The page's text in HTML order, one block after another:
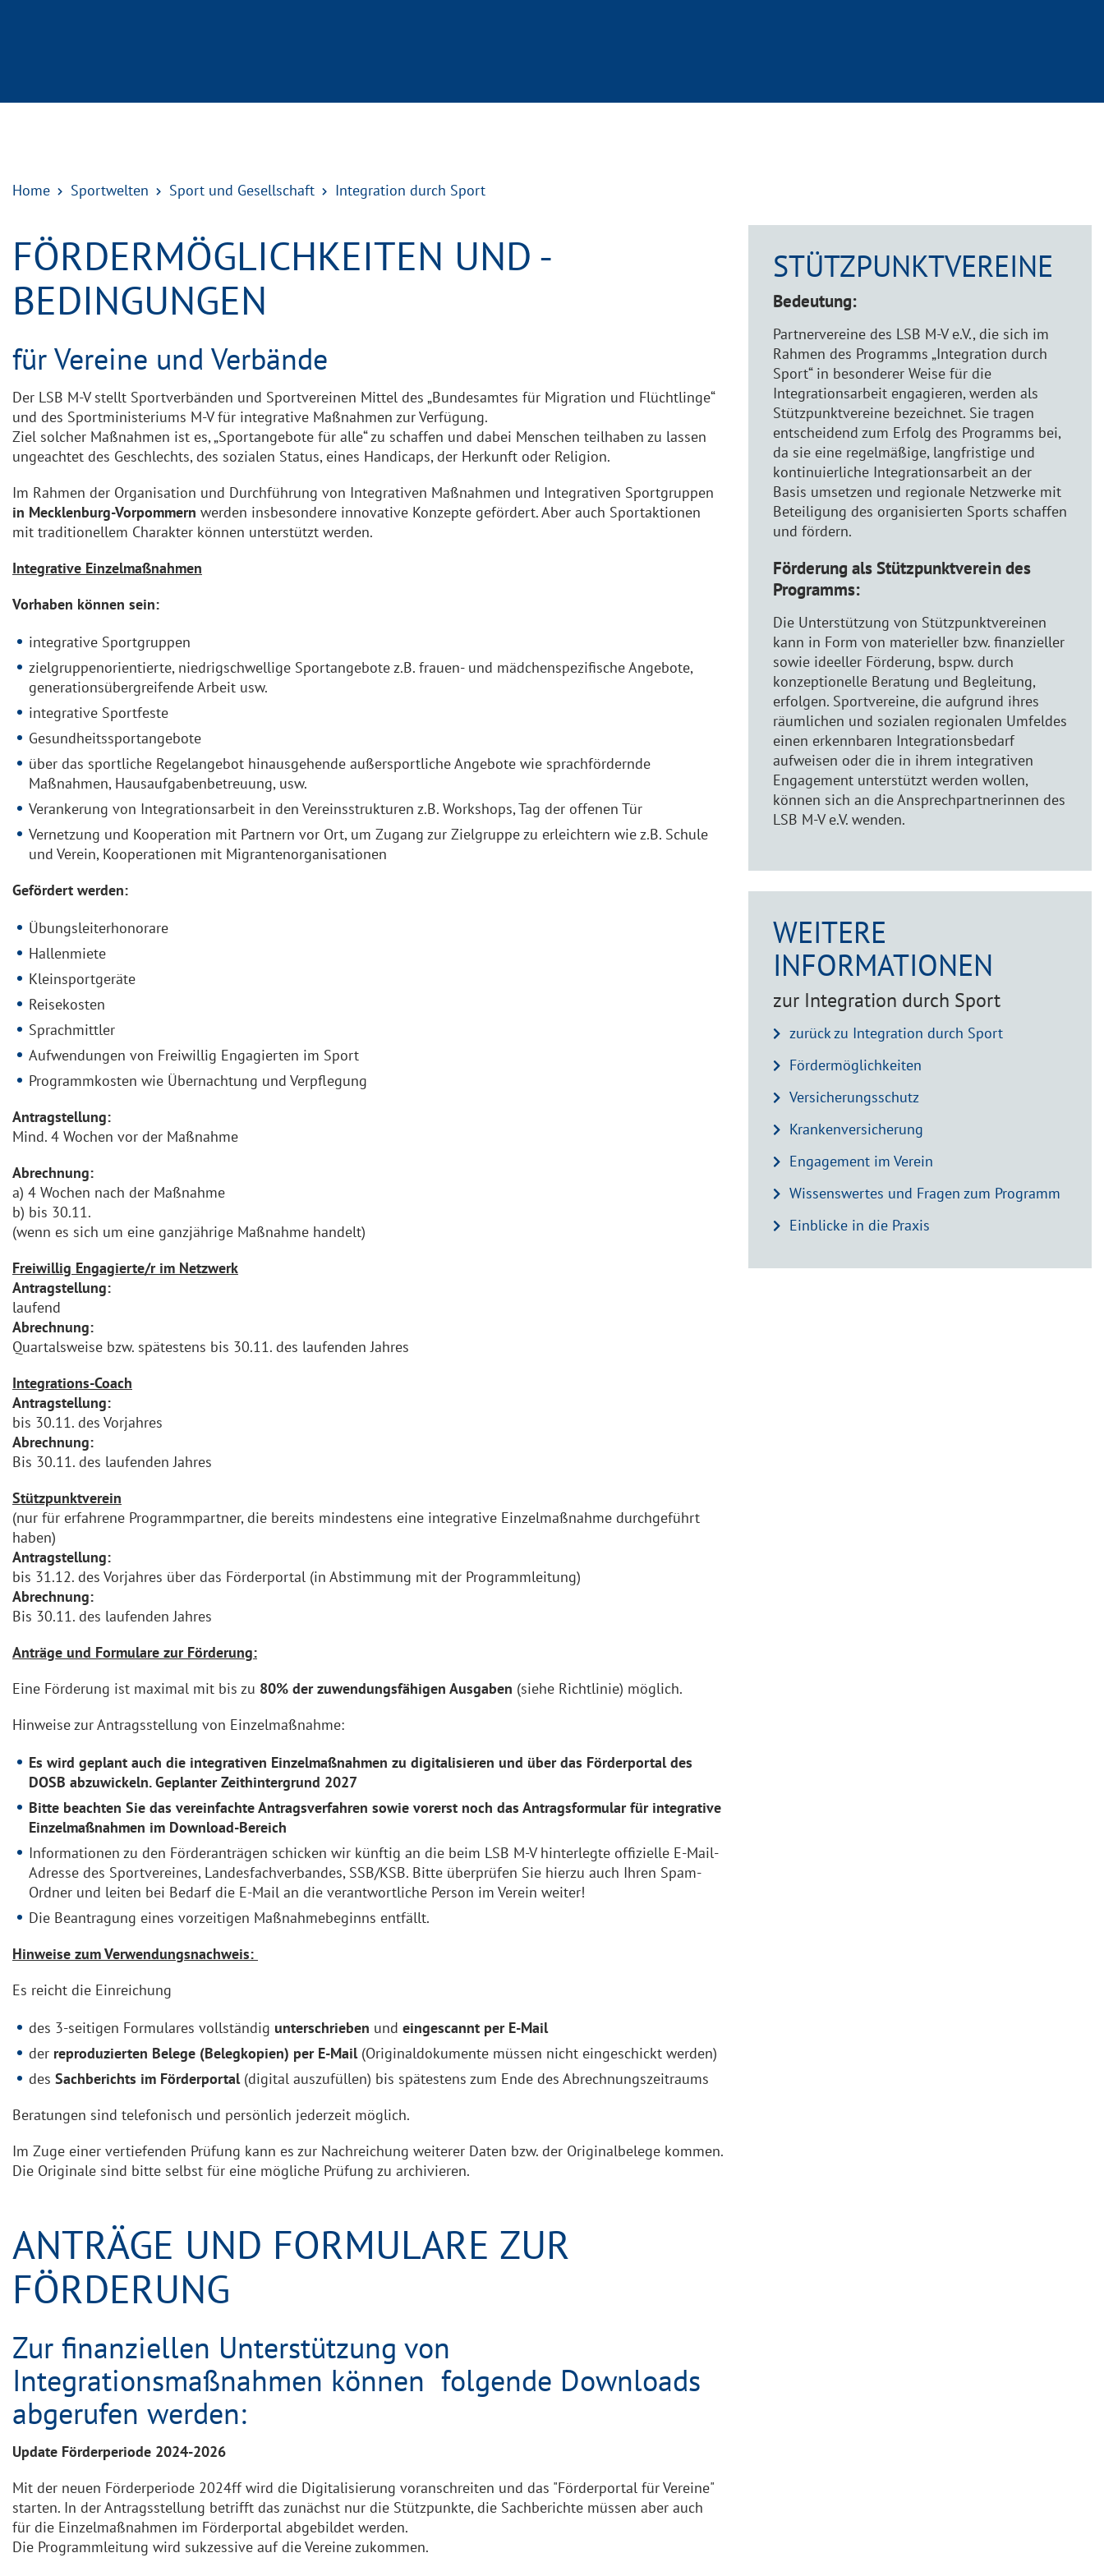
Home Sportwelten Sport und Gesellschaft Integration durch Sport
FÖRDERMÖGLICHKEITEN UND -
BEDINGUNGEN
für Vereine und Verbände
Der LSB M-V stellt Sportverbänden und Sportvereinen Mittel des „Bundesamtes für Migration und Flüchtlinge“
und des Sportministeriums M-V für integrative Maßnahmen zur Verfügung.
Ziel solcher Maßnahmen ist es, „Sportangebote für alle“ zu schaffen und dabei Menschen teilhaben zu lassen
ungeachtet des Geschlechts, des sozialen Status, eines Handicaps, der Herkunft oder Religion.
Im Rahmen der Organisation und Durchführung von Integrativen Maßnahmen und Integrativen Sportgruppen
in Mecklenburg-Vorpommern werden insbesondere innovative Konzepte gefördert. Aber auch Sportaktionen
mit traditionellem Charakter können unterstützt werden.
Integrative Einzelmaßnahmen
Vorhaben können sein:
integrative Sportgruppen
zielgruppenorientierte, niedrigschwellige Sportangebote z.B. frauen- und mädchenspezifische Angebote,
generationsübergreifende Arbeit usw.
integrative Sportfeste
Gesundheitssportangebote
über das sportliche Regelangebot hinausgehende außersportliche Angebote wie sprachfördernde
Maßnahmen, Hausaufgabenbetreuung, usw.
Verankerung von Integrationsarbeit in den Vereinsstrukturen z.B. Workshops, Tag der offenen Tür
Vernetzung und Kooperation mit Partnern vor Ort, um Zugang zur Zielgruppe zu erleichtern wie z.B. Schule
und Verein, Kooperationen mit Migrantenorganisationen
Gefördert werden:
Übungsleiterhonorare
Hallenmiete
Kleinsportgeräte
Reisekosten
Sprachmittler
Aufwendungen von Freiwillig Engagierten im Sport
Programmkosten wie Übernachtung und Verpflegung
Antragstellung:
Mind. 4 Wochen vor der Maßnahme
Abrechnung:
a) 4 Wochen nach der Maßnahme
b) bis 30.11.
(wenn es sich um eine ganzjährige Maßnahme handelt)
Freiwillig Engagierte/r im Netzwerk
Antragstellung:
laufend
Abrechnung:
Quartalsweise bzw. spätestens bis 30.11. des laufenden Jahres
Integrations-Coach
Antragstellung:
bis 30.11. des Vorjahres
Abrechnung:
Bis 30.11. des laufenden Jahres
Stützpunktverein
(nur für erfahrene Programmpartner, die bereits mindestens eine integrative Einzelmaßnahme durchgeführt
haben)
Antragstellung:
bis 31.12. des Vorjahres über das Förderportal (in Abstimmung mit der Programmleitung)
Abrechnung:
Bis 30.11. des laufenden Jahres
Anträge und Formulare zur Förderung:
Eine Förderung ist maximal mit bis zu 80% der zuwendungsfähigen Ausgaben (siehe Richtlinie) möglich.
Hinweise zur Antragsstellung von Einzelmaßnahme:
Es wird geplant auch die integrativen Einzelmaßnahmen zu digitalisieren und über das Förderportal des
DOSB abzuwickeln. Geplanter Zeithintergrund 2027
Bitte beachten Sie das vereinfachte Antragsverfahren sowie vorerst noch das Antragsformular für integrative
Einzelmaßnahmen im Download-Bereich
Informationen zu den Förderanträgen schicken wir künftig an die beim LSB M-V hinterlegte offizielle E-Mail-
Adresse des Sportvereines, Landesfachverbandes, SSB/KSB. Bitte überprüfen Sie hierzu auch Ihren Spam-
Ordner und leiten bei Bedarf die E-Mail an die verantwortliche Person im Verein weiter!
Die Beantragung eines vorzeitigen Maßnahmebeginns entfällt.
Hinweise zum Verwendungsnachweis:
Es reicht die Einreichung
des 3-seitigen Formulares vollständig unterschrieben und eingescannt per E-Mail
der reproduzierten Belege (Belegkopien) per E-Mail(Originaldokumente müssen nicht eingeschickt werden)
des Sachberichts im Förderportal (digital auszufüllen) bis spätestens zum Ende des Abrechnungszeitraums
Beratungen sind telefonisch und persönlich jederzeit möglich.
Im Zuge einer vertiefenden Prüfung kann es zur Nachreichung weiterer Daten bzw. der Originalbelege kommen.
Die Originale sind bitte selbst für eine mögliche Prüfung zu archivieren.
ANTRÄGE UND FORMULARE ZUR
FÖRDERUNG
Zur finanziellen Unterstützung von
Integrationsmaßnahmen können folgende Downloads
abgerufen werden:
Update Förderperiode 2024-2026
Mit der neuen Förderperiode 2024ff wird die Digitalisierung voranschreiten und das "Förderportal für Vereine"
starten. In der Antragsstellung betrifft das zunächst nur die Stützpunkte, die Sachberichte müssen aber auch
für die Einzelmaßnahmen im Förderportal abgebildet werden.
Die Programmleitung wird sukzessive auf die Vereine zukommen.
STÜTZPUNKTVEREINE
Bedeutung:
Partnervereine des LSB M-V e.V., die sich im
Rahmen des Programms „Integration durch
Sport“ in besonderer Weise für die
Integrationsarbeit engagieren, werden als
Stützpunktvereine bezeichnet. Sie tragen
entscheidend zum Erfolg des Programms bei,
da sie eine regelmäßige, langfristige und
kontinuierliche Integrationsarbeit an der
Basis umsetzen und regionale Netzwerke mit
Beteiligung des organisierten Sports schaffen
und fördern.
Förderung als Stützpunktverein des
Programms:
Die Unterstützung von Stützpunktvereinen
kann in Form von materieller bzw. finanzieller
sowie ideeller Förderung, bspw. durch
konzeptionelle Beratung und Begleitung,
erfolgen. Sportvereine, die aufgrund ihres
räumlichen und sozialen regionalen Umfeldes
einen erkennbaren Integrationsbedarf
aufweisen oder die in ihrem integrativen
Engagement unterstützt werden wollen,
können sich an die Ansprechpartnerinnen des
LSB M-V e.V. wenden.
WEITERE
INFORMATIONEN
zur Integration durch Sport
zurück zu Integration durch Sport
Fördermöglichkeiten
Versicherungsschutz
Krankenversicherung
Engagement im Verein
Wissenswertes und Fragen zum Programm
Einblicke in die Praxis